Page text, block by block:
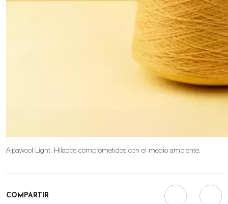
Alpawool Light. Hilados comprometidos con el medio ambiente.
COMPARTIR